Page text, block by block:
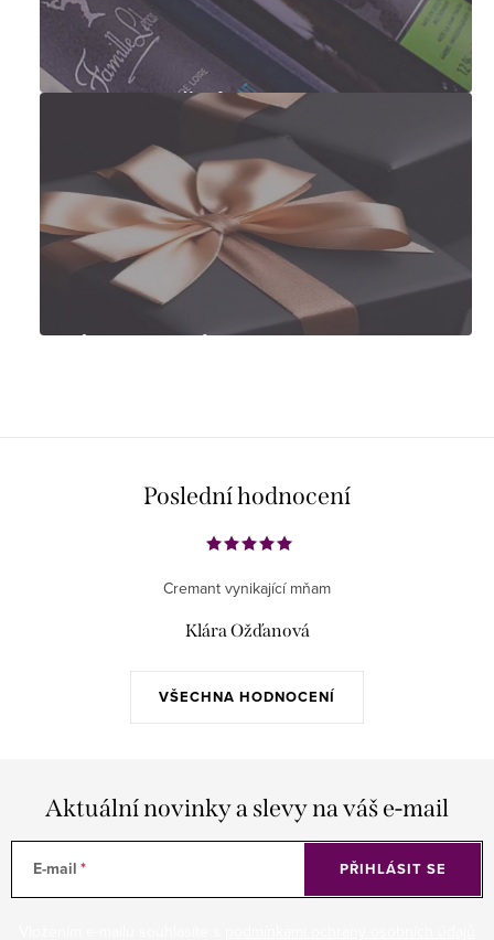
Degustační sady
Tipy na dárky
Poslední hodnocení
VŠECHNA HODNOCENÍ
Cremant vynikající mňam
Klára Ožďanová
Aktuální novinky a slevy na váš e-mail
E-mail PŘIHLÁSIT SE